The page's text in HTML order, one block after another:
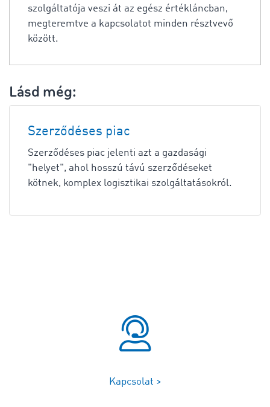
szolgáltatója veszi át az egész értékláncban,
megteremtve a kapcsolatot minden résztvevő
között.
Lásd még:
Szerződéses piac
Szerződéses piac jelenti azt a gazdasági
"helyet", ahol hosszú távú szerződéseket
kötnek, komplex logisztikai szolgáltatásokról.
Kapcsolat >